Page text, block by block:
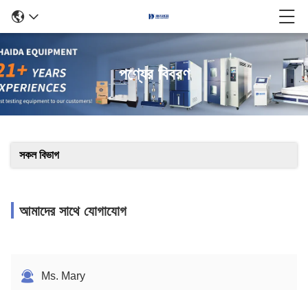
পণ্যের বিবরণ
সকল বিভাগ
আমাদের সাথে যোগাযোগ
Ms. Mary